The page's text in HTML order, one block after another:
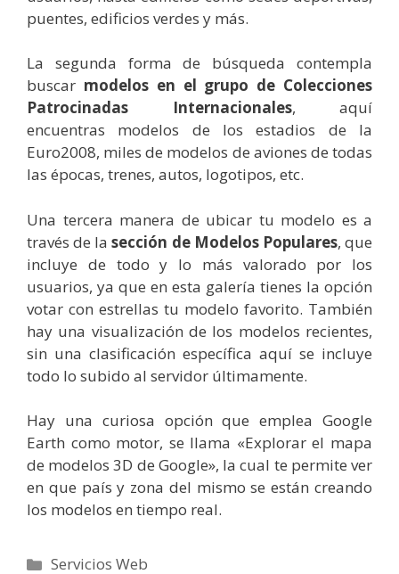
puentes, edificios verdes y más.
La segunda forma de búsqueda contempla
buscar modelos en el grupo de Colecciones
Patrocinadas Internacionales, aquí
encuentras modelos de los estadios de la
Euro2008, miles de modelos de aviones de todas
las épocas, trenes, autos, logotipos, etc.
Una tercera manera de ubicar tu modelo es a
través de lasección de Modelos Populares, que
incluye de todo y lo más valorado por los
usuarios, ya que en esta galería tienes la opción
votar con estrellas tu modelo favorito. También
hay una visualización de los modelos recientes,
sin una clasificación específica aquí se incluye
todo lo subido al servidor últimamente.
Hay una curiosa opción que emplea Google
Earth como motor, se llama «Explorar el mapa
de modelos 3D de Google», la cual te permite ver
en que país y zona del mismo se están creando
los modelos en tiempo real.
Categorías
Servicios Web